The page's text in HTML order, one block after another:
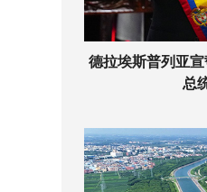
德拉埃斯普列亚
总